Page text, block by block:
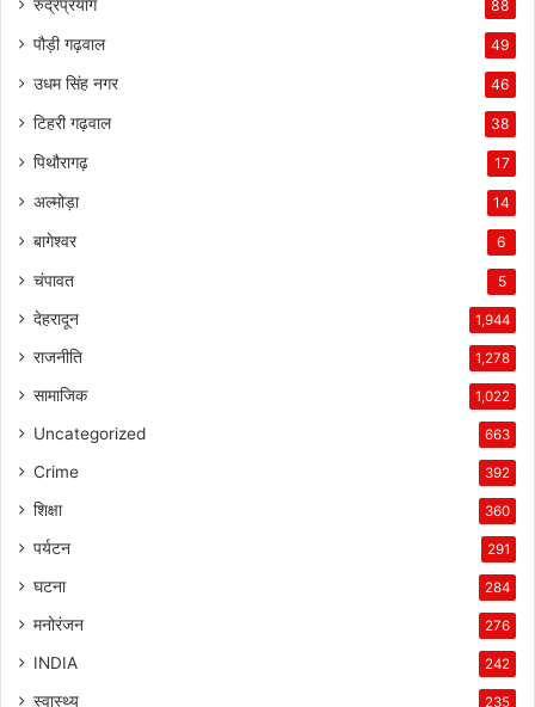
88
पौड़ी गढ़वाल 49
उधम सिंह नगर 46
टिहरी गढ़वाल 38
पिथौरागढ़ 17
अल्मोड़ा 14
बागेश्वर 6
चंपावत 5
देहरादून 1,944
राजनीति 1,278
सामाजिक 1,022
Uncategorized 663
Crime 392
शिक्षा 360
पर्यटन 291
घटना 284
मनोरंजन 276
INDIA 242
स्वास्थ्य 235